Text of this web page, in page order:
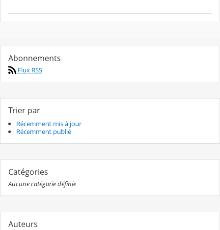
Abonnements
Flux RSS
Trier par
Récemment mis à jour
Récemment publié
Catégories
Aucune catégorie définie
Auteurs